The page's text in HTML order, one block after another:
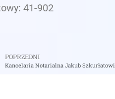
41-902
POPRZEDNI
Kancelaria Notarialna Jakub